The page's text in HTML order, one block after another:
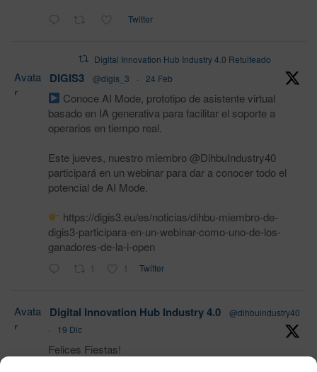
Twitter
Digital Innovation Hub Industry 4.0 Retuiteado
Avata
r
DIGIS3 @digis_3 · 24 Feb
Conoce AI Mode, prototipo de asistente virtual
basado en IA generativa para facilitar el soporte a
operarios en tiempo real.
Este jueves, nuestro miembro @DihbuIndustry40
participará en un webinar para dar a conocer todo el
potencial de AI Mode.
https://digis3.eu/es/noticias/dihbu-miembro-de-
digis3-participara-en-un-webinar-como-uno-de-los-
ganadores-de-la-i-open
1 1 Twitter
Avata
r
Digital Innovation Hub Industry 4.0
@dihbuindustry40
·
19 Dic
Felices Fiestas!